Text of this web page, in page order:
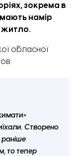
зокрема в
мають намір
житло.
обласної
Створено
то тепер